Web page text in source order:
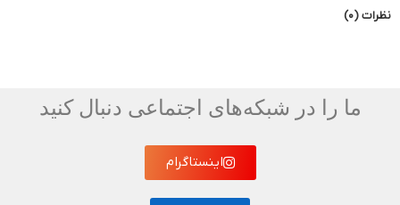
نظرات (0)
ما را در شبکه‌های اجتماعی دنبال کنید
اینستاگرام